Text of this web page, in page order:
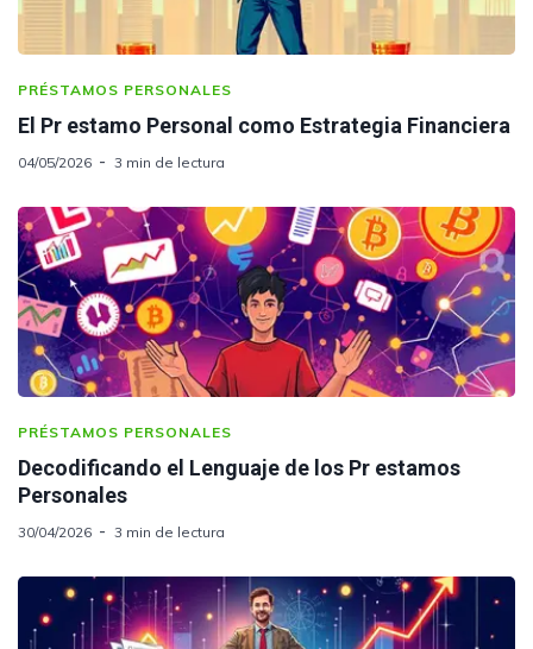
PRÉSTAMOS PERSONALES
El Pr estamo Personal como Estrategia Financiera
04/05/2026 3 min de lectura
PRÉSTAMOS PERSONALES
Decodificando el Lenguaje de los Pr estamos
Personales
30/04/2026 3 min de lectura